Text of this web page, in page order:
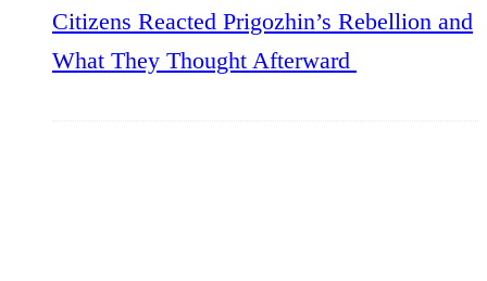
Citizens Reacted Prigozhin’s Rebellion and
What They Thought Afterward